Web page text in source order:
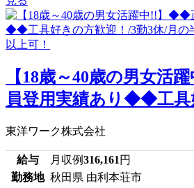
【18歳～40歳の男女活
員登用実績あり◆◆工具
東洋ワーク株式会社
給与 月収例316,161 円
勤務地 秋田県 由利本荘市